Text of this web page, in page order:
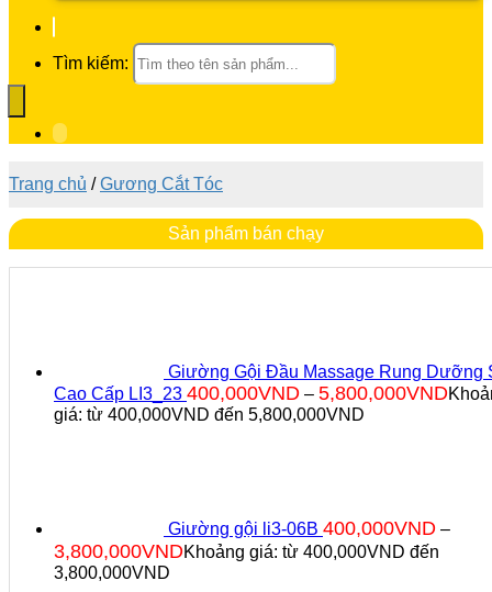
Tìm kiếm:
Trang chủ / Gương Cắt Tóc
Sản phẩm bán chạy
Giường Gội Đầu Massage Rung Dưỡng
Cao Cấp LI3_23 400,000VND – 5,800,000VND
giá: từ 400,000VND đến 5,800,000VND
Giường gội li3-06B 400,000VND –
3,800,000VNDKhoảng giá: từ 400,000VND đến
3,800,000VND